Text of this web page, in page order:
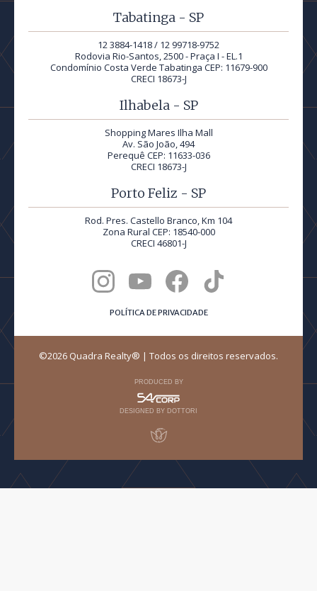
Tabatinga - SP
12 3884-1418 / 12 99718-9752
Rodovia Rio-Santos, 2500 - Praça I - EL.1
Condomínio Costa Verde Tabatinga CEP: 11679-900
CRECI 18673-J
Ilhabela - SP
Shopping Mares Ilha Mall
Av. São João, 494
Perequê CEP: 11633-036
CRECI 18673-J
Porto Feliz - SP
Rod. Pres. Castello Branco, Km 104
Zona Rural CEP: 18540-000
CRECI 46801-J
POLÍTICA DE PRIVACIDADE
©2026 Quadra Realty® | Todos os direitos reservados.
PRODUCED BY
DESIGNED BY DOTTORI